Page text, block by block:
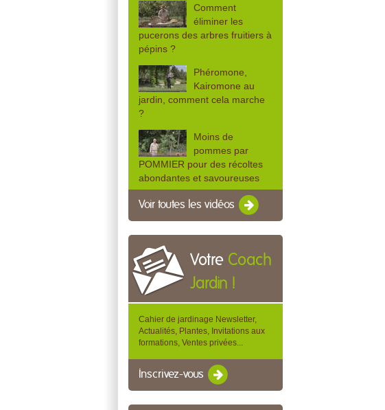
Comment
éliminer les
pucerons des arbres fruitiers à
pépins ?
Phéromone,
Kairomone au
jardin, comment cela marche
?
Moins de
pommes par
POMMIER pour des récoltes
abondantes et savoureuses
Voir toutes les vidéos
Votre Coach
Jardin !
Cahier de jardinage Newsletter,
Actualités, Plantes, Invitations aux
formations, Ventes privées...
Inscrivez-vous